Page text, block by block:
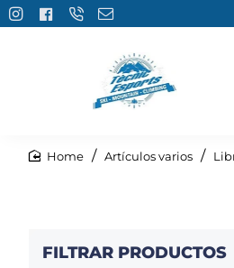
homeArtículos varios
FILTRAR PRODUCTOS